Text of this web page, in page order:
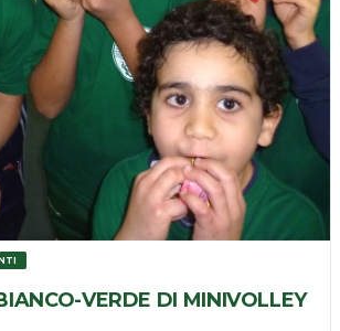
VERDE DI MINIVOLLEY